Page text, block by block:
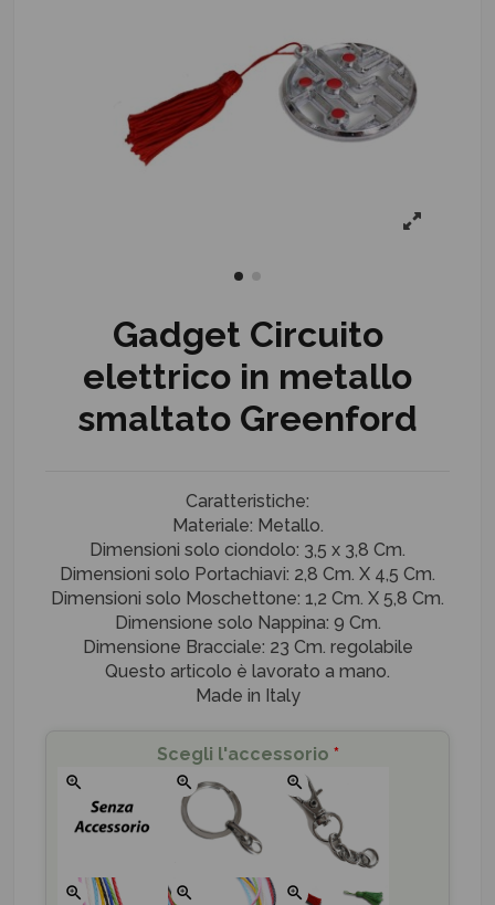
Gadget Circuito
elettrico in metallo
smaltato Greenford
Caratteristiche:
Materiale: Metallo.
Dimensioni solo ciondolo: 3,5 x 3,8 Cm.
Dimensioni solo Portachiavi: 2,8 Cm. X 4,5 Cm.
Dimensioni solo Moschettone: 1,2 Cm. X 5,8 Cm.
Dimensione solo Nappina: 9 Cm.
Dimensione Bracciale: 23 Cm. regolabile
Questo articolo è lavorato a mano.
Made in Italy
Scegli l'accessorio *
zoom_in zoom_in zoom_in
zoom_in zoom_in zoom_in